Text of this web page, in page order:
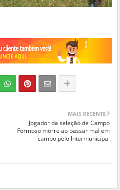
MAIS RECENTE
Jogador da seleção de Campo
Formoso morre ao passar mal em
campo pelo Intermunicipal